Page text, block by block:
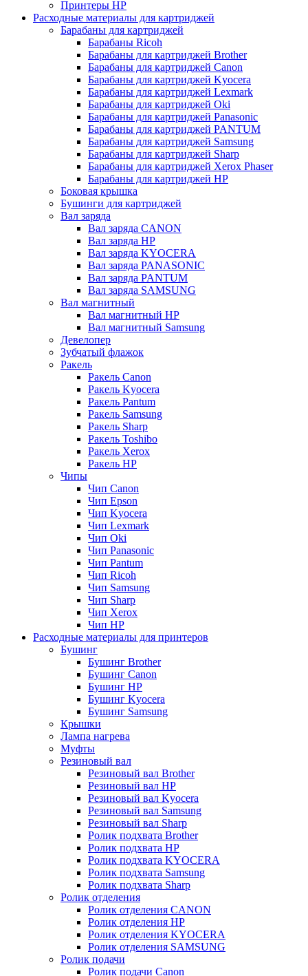
Принтеры HP
Расходные материалы для картриджей
Барабаны для картриджей
Барабаны Ricoh
Барабаны для картриджей Brother
Барабаны для картриджей Canon
Барабаны для картриджей Kyocera
Барабаны для картриджей Lexmark
Барабаны для картриджей Oki
Барабаны для картриджей Panasonic
Барабаны для картриджей PANTUM
Барабаны для картриджей Samsung
Барабаны для картриджей Sharp
Барабаны для картриджей Xerox Phaser
Барабаны для картриджей НР
Боковая крышка
Бушинги для картриджей
Вал заряда
Вал заряда CANON
Вал заряда HP
Вал заряда KYOCERA
Вал заряда PANASONIC
Вал заряда PANTUM
Вал заряда SAMSUNG
Вал магнитный
Вал магнитный HP
Вал магнитный Samsung
Девелопер
Зубчатый флажок
Ракель
Ракель Canon
Ракель Kyocera
Ракель Pantum
Ракель Samsung
Ракель Sharp
Ракель Toshibo
Ракель Xerox
Ракель НР
Чипы
Чип Canon
Чип Epson
Чип Kyocera
Чип Lexmark
Чип Oki
Чип Panasonic
Чип Pantum
Чип Ricoh
Чип Samsung
Чип Sharp
Чип Xerox
Чип НР
Расходные материалы для принтеров
Бушинг
Бушинг Brother
Бушинг Canon
Бушинг HP
Бушинг Kyocera
Бушинг Samsung
Крышки
Лампа нагрева
Муфты
Резиновый вал
Резиновый вал Brother
Резиновый вал HP
Резиновый вал Kyocera
Резиновый вал Samsung
Резиновый вал Sharp
Ролик подхвата Brother
Ролик подхвата HP
Ролик подхвата KYOCERA
Ролик подхвата Samsung
Ролик подхвата Sharp
Ролик отделения
Ролик отделения CANON
Ролик отделения HP
Ролик отделения KYOCERA
Ролик отделения SAMSUNG
Ролик подачи
Ролик подачи Canon